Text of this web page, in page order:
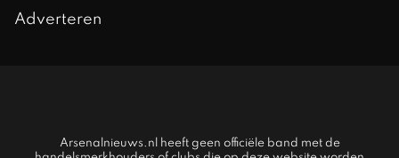
Adverteren
Arsenalnieuws.nl heeft geen officiële band met de